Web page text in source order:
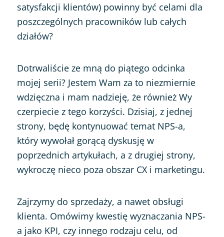
satysfakcji klientów) powinny być celami dla
poszczególnych pracowników lub całych
działów?
Dotrwaliście ze mną do piątego odcinka
mojej serii? Jestem Wam za to niezmiernie
wdzięczna i mam nadzieję, że również Wy
czerpiecie z tego korzyści. Dzisiaj, z jednej
strony, będę kontynuować temat NPS-a,
który wywołał gorącą dyskusję w
poprzednich artykułach, a z drugiej strony,
wykroczę nieco poza obszar CX i marketingu.
Zajrzymy do sprzedaży, a nawet obsługi
klienta. Omówimy kwestię wyznaczania NPS-
a jako KPI, czy innego rodzaju celu, od